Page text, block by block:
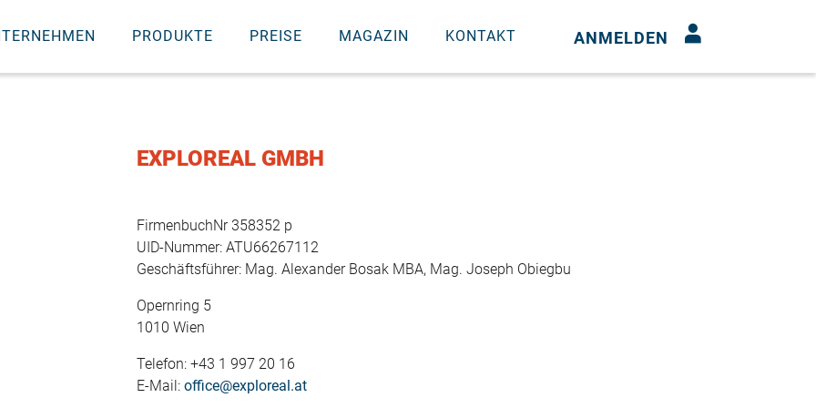
PRODUKTE PREISE MAGAZIN KONTAKT ANMELDEN
EXPLOREAL GMBH
FirmenbuchNr 358352 p
UID-Nummer: ATU66267112
Geschäftsführer: Mag. Alexander Bosak MBA, Mag. Joseph Obiegbu
Opernring 5
1010 Wien
Telefon: +43 1 997 20 16
E-Mail: office@exploreal.at